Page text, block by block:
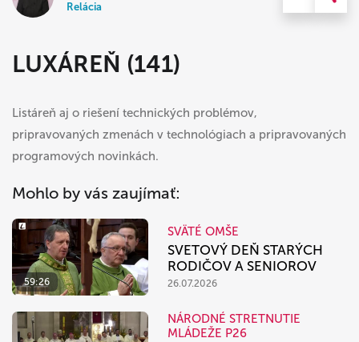
Relácia
LUXÁREŇ (141)
Listáreň aj o riešení technických problémov,
pripravovaných zmenách v technológiach a pripravovaných
programových novinkách.
Mohlo by vás zaujímať:
59:26
SVÄTÉ OMŠE
SVETOVÝ DEŇ STARÝCH
RODIČOV A SENIOROV
26.07.2026
NÁRODNÉ STRETNUTIE
MLÁDEŽE P26